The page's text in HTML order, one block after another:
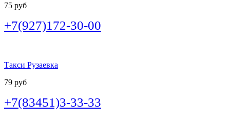
75 руб
+7(927)172-30-00
Такси Рузаевка
79 руб
+7(83451)3-33-33